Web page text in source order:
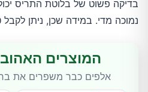
בדיקה פשוט של בלוטת התריס
נמוכה מדי. במידה שכן, ניתן
המוצרים
אלפים כבר משפרים את